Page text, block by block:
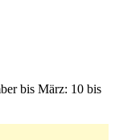
bis März: 10 bis